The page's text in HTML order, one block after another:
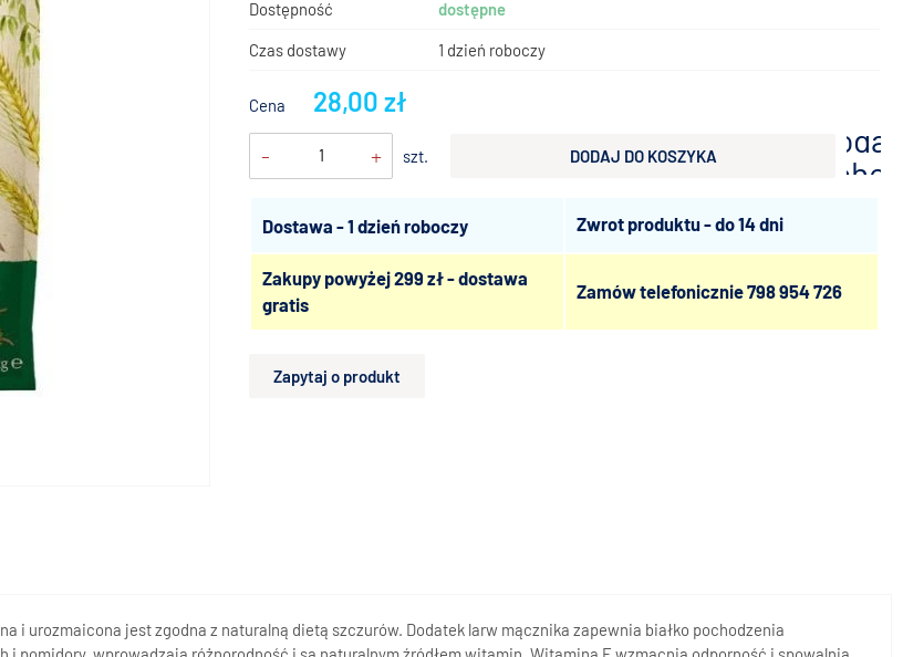
Dostępność dostępne
Czas dostawy 1 dzień roboczy
Cena 28,00 zł
- + szt. DODAJ DO KOSZYKA
Dostawa - 1 dzień roboczy Zwrot produktu - do 14 dni
Zakupy powyżej 299 zł - dostawa
gratis
Zamów telefonicznie798 954 726
Zapytaj o produkt
i urozmaicona jest zgodna z naturalną dietą szczurów. Dodatek larw mącznika zapewnia białko pochodzenia